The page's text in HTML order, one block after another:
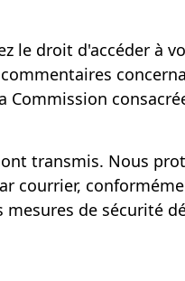
le droit d'accéder à
Commission
transmis. Nous
courrier,
de sécurité